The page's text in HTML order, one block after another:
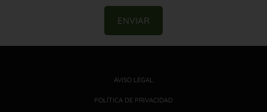
ENVIAR
AVISO LEGAL
POLÍTICA DE PRIVACIDAD